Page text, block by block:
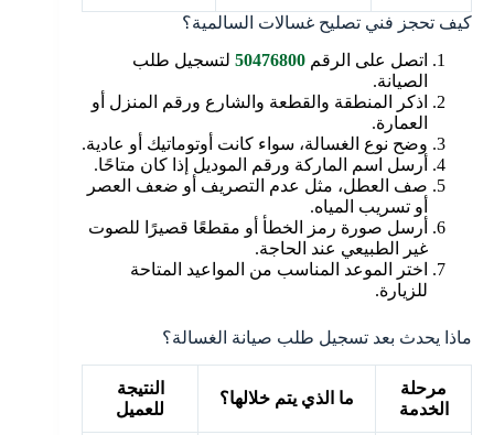
كيف تحجز فني تصليح غسالات السالمية؟
اتصل على الرقم 50476800 لتسجيل طلب
الصيانة.
اذكر المنطقة والقطعة والشارع ورقم المنزل أو
العمارة.
وضح نوع الغسالة، سواء كانت أوتوماتيك أو عادية.
أرسل اسم الماركة ورقم الموديل إذا كان متاحًا.
صف العطل، مثل عدم التصريف أو ضعف العصر
أو تسريب المياه.
أرسل صورة رمز الخطأ أو مقطعًا قصيرًا للصوت
غير الطبيعي عند الحاجة.
اختر الموعد المناسب من المواعيد المتاحة
للزيارة.
ماذا يحدث بعد تسجيل طلب صيانة الغسالة؟
مرحلة
الخدمة
ما الذي يتم خلالها؟
النتيجة
للعميل